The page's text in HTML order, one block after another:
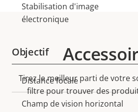
Stabilisation d'image
électronique
Objectif
Description
de la
propriété
Valeur de
la
propriété
Distance focale
Champ de vision horizontal
Tirez le meilleur parti de votre
filtre pour trouver des